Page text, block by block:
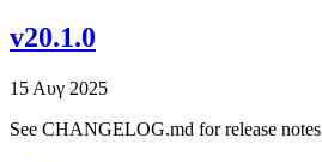
v20.1.0
15 Αυγ 2025
See CHANGELOG.md for release notes